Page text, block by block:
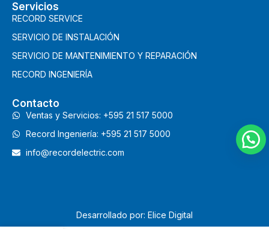
Servicios
RECORD SERVICE
SERVICIO DE INSTALACIÓN
SERVICIO DE MANTENIMIENTO Y REPARACIÓN
RECORD INGENIERÍA
Contacto
Ventas y Servicios: +595 21 517 5000
Record Ingeniería: +595 21 517 5000
info@recordelectric.com
Desarrollado por: Elice Digital